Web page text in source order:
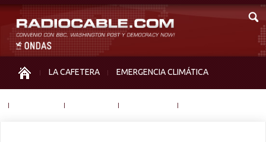
LA CAFETERA EMERGENCIA CLIMÁTICA